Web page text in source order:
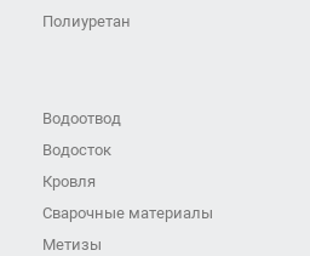
Полиуретан
Водоотвод
Водосток
Кровля
Сварочные материалы
Метизы